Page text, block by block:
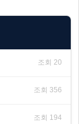
조회 20
조회 356
조회 194